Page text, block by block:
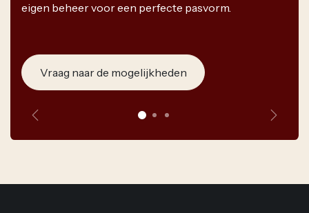
eigen beheer voor een perfecte pasvorm.
Vraag naar de mogelijkheden
Vorige